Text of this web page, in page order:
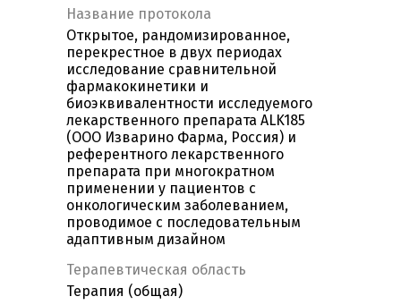
Название протокола
Открытое, рандомизированное,
перекрестное в двух периодах
исследование сравнительной
фармакокинетики и
биоэквивалентности исследуемого
лекарственного препарата ALK185
(ООО Изварино Фарма, Россия) и
референтного лекарственного
препарата при многократном
применении у пациентов с
онкологическим заболеванием,
проводимое с последовательным
адаптивным дизайном
Терапевтическая область
Терапия (общая)